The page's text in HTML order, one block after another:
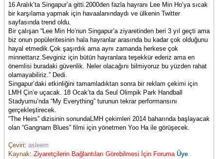
16 Aralık’ta Singapur’a gitti.2000den fazla hayranı Lee Min Ho’ya sıcak
bir karşılama yapmak için havaalanındaydı ve ülkenin Twitter
sayfasında trend oldu.
Bir çalışan “Lee Min Ho’nun Singapur’a ziyaretinden beri 3 yıl geçti ama
biz onun popüleritesinin hala hayranlar arasında bu kadar çok olduğunu
hayal etmedik.Çok şaşırdık ama aynı zamanda herkese çok
minnettarız.Sevginiz için bütün hayranlara teşekkür ederiz ama en
önemlisi buradaki güvenlik. Neler olacağını bilmiyoruz bu yüzden rahat
olamayabiliriz.” Dedi.
Singapur’daki etkinliğini tamamladıktan sonra bir reklam çekimi için
LMH Çin’e uçacak. 18 Ocak’ta da Seul Olimpik Park Handball
Stadyumu’nda “My Everything” turunun tekrar performansını
gerçekleştirecek.
“The Heirs” dizisinin sonundaLMH çekimleri 2014 baharında başlayacak
olan “Gangnam Blues” filmi için yönetmen Yoo Ha ile görüşecek.
Çeviri: asleem
Kaynak: Ziyaretçilerin Bağlantıları Görebilmesi İçin Foruma Üye